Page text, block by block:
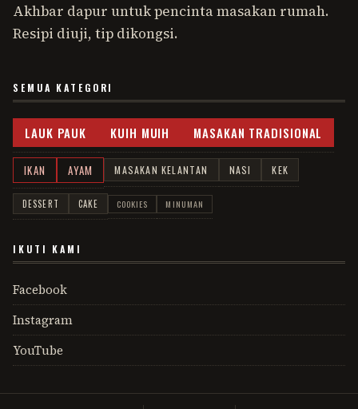
Akhbar dapur untuk pencinta masakan rumah.
Resipi diuji, tip dikongsi.
SEMUA KATEGORI
LAUK PAUK KUIH MUIH MASAKAN TRADISIONAL
IKAN AYAM MASAKAN KELANTAN NASI KEK
DESSERT CAKE COOKIES MINUMAN
IKUTI KAMI
Facebook
Instagram
YouTube